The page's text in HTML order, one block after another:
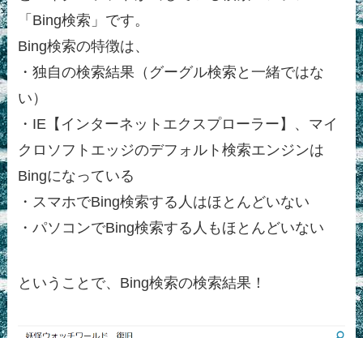
「Bing検索」です。
Bing検索の特徴は、
・独自の検索結果（グーグル検索と一緒ではな
い）
・IE【インターネットエクスプローラー】、マイ
クロソフトエッジのデフォルト検索エンジンは
Bingになっている
・スマホでBing検索する人はほとんどいない
・パソコンでBing検索する人もほとんどいない
ということで、Bing検索の検索結果！